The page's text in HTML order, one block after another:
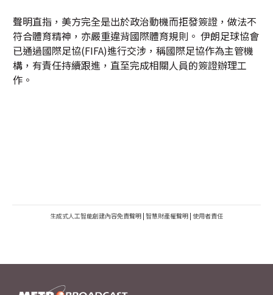
聲明直指，美方完全是出於政治動機而拒發簽證，做法不
符合體育精神，亦嚴重違背國際體育規則。 伊朗足球協會
已通過國際足協(FIFA)進行交涉，稱國際足協作為主管機
構，有責任持續跟進，直至完成相關人員的簽證辦理工
作。
生成式人工智能創建內容免責聲明 | 智慧財產權聲明 | 使用者責任